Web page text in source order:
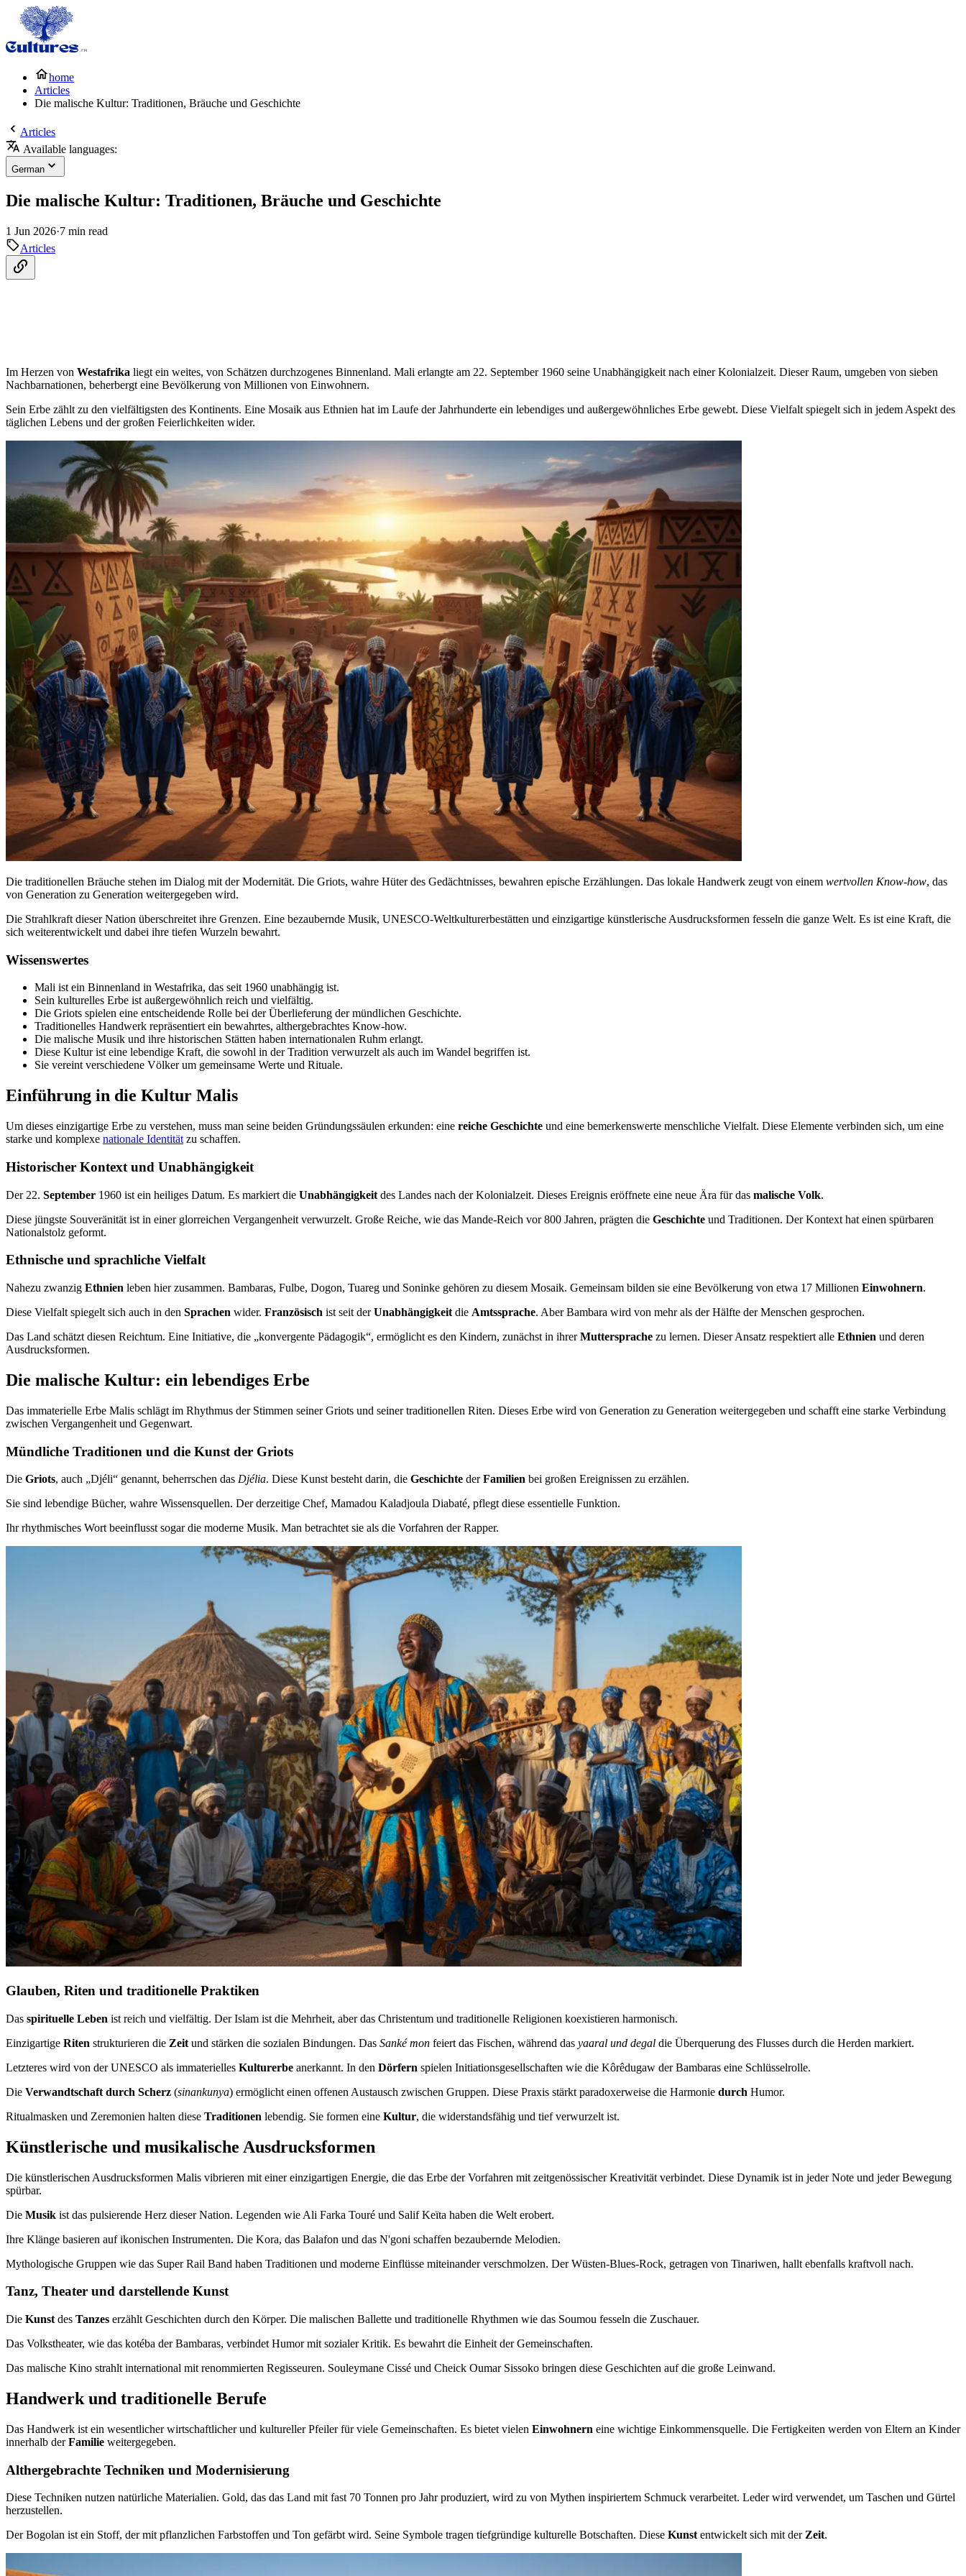
home
Articles
Die malische Kultur: Traditionen, Bräuche und Geschichte
Articles
Available languages:
German
Die malische Kultur: Traditionen, Bräuche und Geschichte
1 Jun 2026·7 min read
Articles
Im Herzen von Westafrika liegt ein weites, von Schätzen durchzogenes Binnenland. Mali erlangte am 22. September 1960 seine Unabhängigkeit nach einer Kolonialzeit. Dieser Raum, umgeben von sieben
Nachbarnationen, beherbergt eine Bevölkerung von Millionen von Einwohnern.
Sein Erbe zählt zu den vielfältigsten des Kontinents. Eine Mosaik aus Ethnien hat im Laufe der Jahrhunderte ein lebendiges und außergewöhnliches Erbe gewebt. Diese Vielfalt spiegelt sich in jedem Aspekt des
täglichen Lebens und der großen Feierlichkeiten wider.
Die traditionellen Bräuche stehen im Dialog mit der Modernität. Die Griots, wahre Hüter des Gedächtnisses, bewahren epische Erzählungen. Das lokale Handwerk zeugt von einem wertvollen Know-how, das
von Generation zu Generation weitergegeben wird.
Die Strahlkraft dieser Nation überschreitet ihre Grenzen. Eine bezaubernde Musik, UNESCO-Weltkulturerbestätten und einzigartige künstlerische Ausdrucksformen fesseln die ganze Welt. Es ist eine Kraft, die
sich weiterentwickelt und dabei ihre tiefen Wurzeln bewahrt.
Wissenswertes
Mali ist ein Binnenland in Westafrika, das seit 1960 unabhängig ist.
Sein kulturelles Erbe ist außergewöhnlich reich und vielfältig.
Die Griots spielen eine entscheidende Rolle bei der Überlieferung der mündlichen Geschichte.
Traditionelles Handwerk repräsentiert ein bewahrtes, althergebrachtes Know-how.
Die malische Musik und ihre historischen Stätten haben internationalen Ruhm erlangt.
Diese Kultur ist eine lebendige Kraft, die sowohl in der Tradition verwurzelt als auch im Wandel begriffen ist.
Sie vereint verschiedene Völker um gemeinsame Werte und Rituale.
Einführung in die Kultur Malis
Um dieses einzigartige Erbe zu verstehen, muss man seine beiden Gründungssäulen erkunden: eine reiche Geschichte und eine bemerkenswerte menschliche Vielfalt. Diese Elemente verbinden sich, um eine
starke und komplexe nationale Identität zu schaffen.
Historischer Kontext und Unabhängigkeit
Der 22. September 1960 ist ein heiliges Datum. Es markiert die Unabhängigkeit des Landes nach der Kolonialzeit. Dieses Ereignis eröffnete eine neue Ära für das malische Volk.
Diese jüngste Souveränität ist in einer glorreichen Vergangenheit verwurzelt. Große Reiche, wie das Mande-Reich vor 800 Jahren, prägten die Geschichte und Traditionen. Der Kontext hat einen spürbaren
Nationalstolz geformt.
Ethnische und sprachliche Vielfalt
Nahezu zwanzig Ethnien leben hier zusammen. Bambaras, Fulbe, Dogon, Tuareg und Soninke gehören zu diesem Mosaik. Gemeinsam bilden sie eine Bevölkerung von etwa 17 Millionen Einwohnern.
Diese Vielfalt spiegelt sich auch in den Sprachen wider. Französisch ist seit derUnabhängigkeit die Amtssprache. Aber Bambara wird von mehr als der Hälfte der Menschen gesprochen.
Das Land schätzt diesen Reichtum. Eine Initiative, die „konvergente Pädagogik“, ermöglicht es den Kindern, zunächst in ihrerMuttersprache zu lernen. Dieser Ansatz respektiert alle Ethnien und deren
Ausdrucksformen.
Die malische Kultur: ein lebendiges Erbe
Das immaterielle Erbe Malis schlägt im Rhythmus der Stimmen seiner Griots und seiner traditionellen Riten. Dieses Erbe wird von Generation zu Generation weitergegeben und schafft eine starke Verbindung
zwischen Vergangenheit und Gegenwart.
Mündliche Traditionen und die Kunst der Griots
Die Griots, auch „Djéli“ genannt, beherrschen das Djélia. Diese Kunst besteht darin, die Geschichte derFamilien bei großen Ereignissen zu erzählen.
Sie sind lebendige Bücher, wahre Wissensquellen. Der derzeitige Chef, Mamadou Kaladjoula Diabaté, pflegt diese essentielle Funktion.
Ihr rhythmisches Wort beeinflusst sogar die moderne Musik. Man betrachtet sie als die Vorfahren der Rapper.
Glauben, Riten und traditionelle Praktiken
Das spirituelle Leben ist reich und vielfältig. Der Islam ist die Mehrheit, aber das Christentum und traditionelle Religionen koexistieren harmonisch.
Einzigartige Riten strukturieren die Zeit und stärken die sozialen Bindungen. Das Sanké mon feiert das Fischen, während das yaaral und degal die Überquerung des Flusses durch die Herden markiert.
Letzteres wird von der UNESCO als immaterielles Kulturerbe anerkannt. In den Dörfern spielen Initiationsgesellschaften wie die Kôrêdugaw der Bambaras eine Schlüsselrolle.
Die Verwandtschaft durch Scherz (sinankunya) ermöglicht einen offenen Austausch zwischen Gruppen. Diese Praxis stärkt paradoxerweise die Harmonie durch Humor.
Ritualmasken und Zeremonien halten diese Traditionen lebendig. Sie formen eine Kultur, die widerstandsfähig und tief verwurzelt ist.
Künstlerische und musikalische Ausdrucksformen
Die künstlerischen Ausdrucksformen Malis vibrieren mit einer einzigartigen Energie, die das Erbe der Vorfahren mit zeitgenössischer Kreativität verbindet. Diese Dynamik ist in jeder Note und jeder Bewegung
spürbar.
Die Musik ist das pulsierende Herz dieser Nation. Legenden wie Ali Farka Touré und Salif Keïta haben die Welt erobert.
Ihre Klänge basieren auf ikonischen Instrumenten. Die Kora, das Balafon und das N'goni schaffen bezaubernde Melodien.
Mythologische Gruppen wie das Super Rail Band haben Traditionen und moderne Einflüsse miteinander verschmolzen. Der Wüsten-Blues-Rock, getragen von Tinariwen, hallt ebenfalls kraftvoll nach.
Tanz, Theater und darstellende Kunst
Die Kunst des Tanzes erzählt Geschichten durch den Körper. Die malischen Ballette und traditionelle Rhythmen wie das Soumou fesseln die Zuschauer.
Das Volkstheater, wie das kotéba der Bambaras, verbindet Humor mit sozialer Kritik. Es bewahrt die Einheit der Gemeinschaften.
Das malische Kino strahlt international mit renommierten Regisseuren. Souleymane Cissé und Cheick Oumar Sissoko bringen diese Geschichten auf die große Leinwand.
Handwerk und traditionelle Berufe
Das Handwerk ist ein wesentlicher wirtschaftlicher und kultureller Pfeiler für viele Gemeinschaften. Es bietet vielen Einwohnern eine wichtige Einkommensquelle. Die Fertigkeiten werden von Eltern an Kinder
innerhalb derFamilie weitergegeben.
Althergebrachte Techniken und Modernisierung
Diese Techniken nutzen natürliche Materialien. Gold, das das Land mit fast 70 Tonnen pro Jahr produziert, wird zu von Mythen inspiriertem Schmuck verarbeitet. Leder wird verwendet, um Taschen und Gürtel
herzustellen.
Der Bogolan ist ein Stoff, der mit pflanzlichen Farbstoffen und Ton gefärbt wird. Seine Symbole tragen tiefgründige kulturelle Botschaften. Diese Kunst entwickelt sich mit der Zeit.